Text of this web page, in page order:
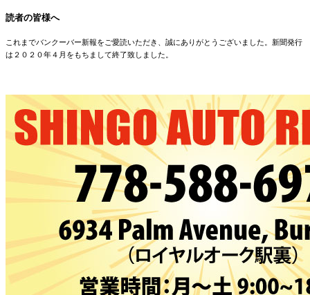
読者の皆様へ
これまでバンクーバー新報をご愛読いただき、誠にありがとうございました。新聞発行
は２０２０年４月をもちまして終了致しました。